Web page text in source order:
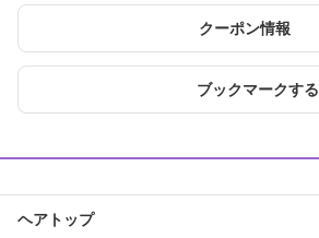
クーポン情報
ブックマークする
ヘアトップ